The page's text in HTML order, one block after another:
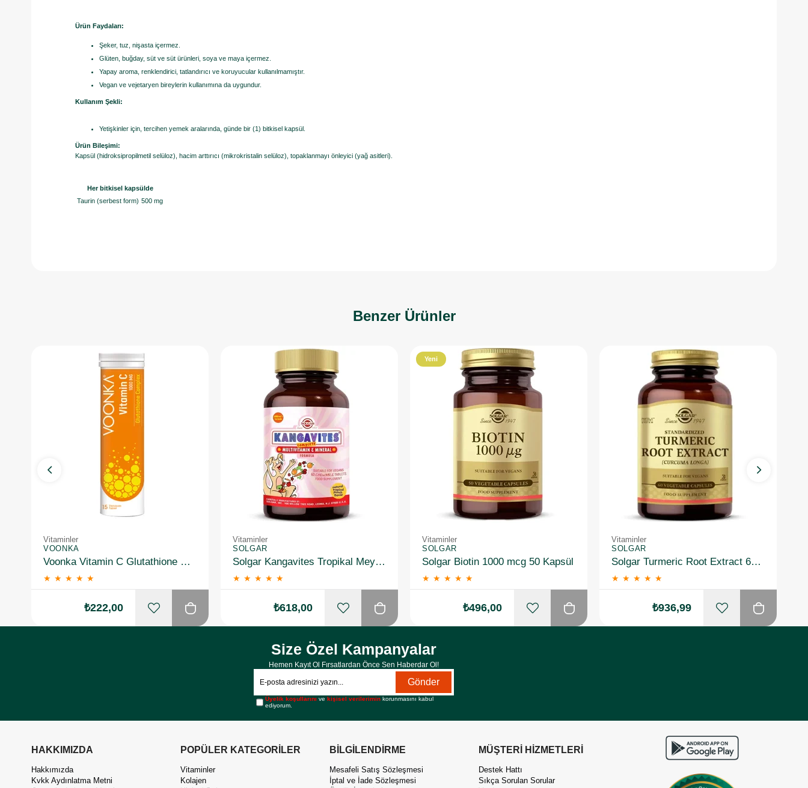
Ürün Faydaları:
Şeker, tuz, nişasta içermez.
Glüten, buğday, süt ve süt ürünleri, soya ve maya içermez.
Yapay aroma, renklendirici, tatlandırıcı ve koruyucular kullanılmamıştır.
Vegan ve vejetaryen bireylerin kullanımına da uygundur.
Kullanım Şekli:
Yetişkinler için, tercihen yemek aralarında, günde bir (1) bitkisel kapsül.
Ürün Bileşimi:
Kapsül (hidroksipropilmetil selüloz), hacim arttırıcı (mikrokristalin selüloz), topaklanmayı önleyici (yağ asitleri).
Her bitkisel kapsülde
Taurin (serbest form) 500 mg
Benzer Ürünler
Vitaminler
VOONKA
Voonka Vitamin C Glutathione Complex Efervesan 15 Tablet
★ ★ ★ ★ ★
₺222,00
Vitaminler
SOLGAR
Solgar Kangavites Tropikal Meyve Aromalı 60 Tablet
★ ★ ★ ★ ★
₺618,00
Vitaminler
SOLGAR
Solgar Biotin 1000 mcg 50 Kapsül
★ ★ ★ ★ ★
Yeni
₺496,00
Vitaminler
SOLGAR
Solgar Turmeric Root Extract 60 Kapsül
★ ★ ★ ★ ★
₺936,99
Size Özel Kampanyalar
Hemen Kayıt Ol Fırsatlardan Önce Sen Haberdar Ol!
Gönder
Üyelik koşullarını vekişisel verilerimin korunmasını kabul
ediyorum.
HAKKIMIZDA
Hakkımızda
Kvkk Aydınlatma Metni
POPÜLER KATEGORİLER
Vitaminler
Kolajen
BİLGİLENDİRME
Mesafeli Satış Sözleşmesi
İptal ve İade Sözleşmesi
MÜŞTERİ HİZMETLERİ
Destek Hattı
Sıkça Sorulan Sorular